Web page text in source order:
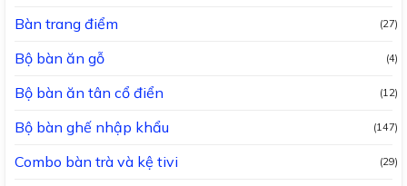
Bàn trang điểm (27)
Bộ bàn ăn gỗ (4)
Bộ bàn ăn tân cổ điển (12)
Bộ bàn ghế nhập khẩu (147)
Combo bàn trà và kệ tivi (29)